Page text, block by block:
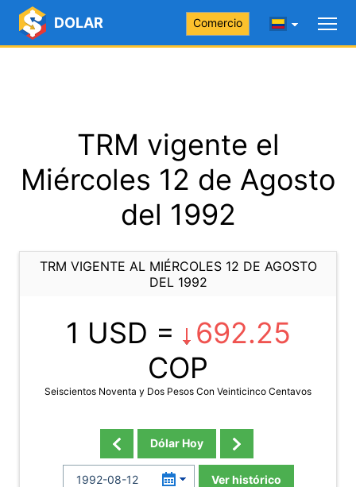
DOLAR Comercio
TRM vigente el
Miércoles 12 de Agosto
del 1992
TRM VIGENTE AL MIÉRCOLES 12 DE AGOSTO
DEL 1992
1 USD =
692.25
COP
Seiscientos Noventa y Dos Pesos Con Veinticinco Centavos
Dólar Hoy
Ver histórico